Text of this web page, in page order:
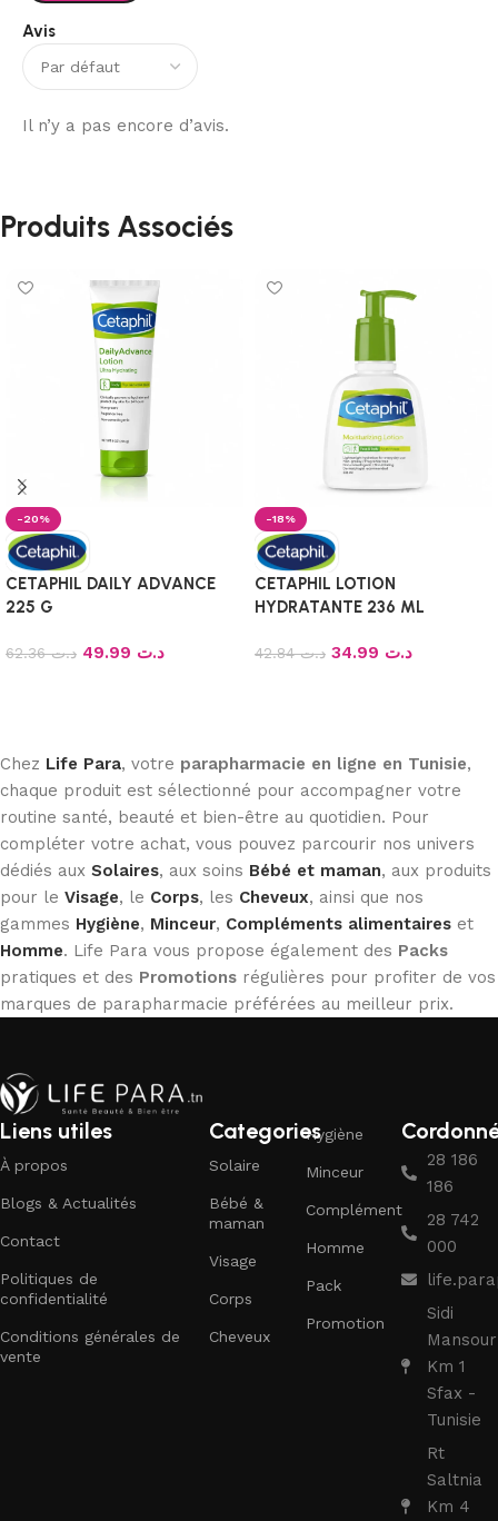
Avis
Il n’y a pas encore d’avis.
Produits Associés
-20%
CETAPHIL DAILY ADVANCE
225 G
د.ت62.36 د.ت
-18%
CETAPHIL LOTION
HYDRATANTE 236 ML
د.ت42.84 د.ت
Chez Life Para, votre parapharmacie en ligne en Tunisie,
chaque produit est sélectionné pour accompagner votre
routine santé, beauté et bien-être au quotidien. Pour
compléter votre achat, vous pouvez parcourir nos univers
dédiés aux Solaires, aux soins Bébé et maman, aux produits
pour le Visage, le Corps, les Cheveux, ainsi que nos
gammes Hygiène, Minceur, Compléments alimentaires et
Homme. Life Para vous propose également des Packs
pratiques et des Promotions régulières pour profiter de vos
marques de parapharmacie préférées au meilleur prix.
Liens utiles
À propos
Blogs & Actualités
Contact
Politiques de
confidentialité
Conditions générales de
vente
Categories
Solaire
Bébé &
maman
Visage
Corps
Cheveux
Hygiène
Minceur
Complément
Homme
Pack
Promotion
28 186
186
28 742
000
Sidi
Mansour
Km 1
Sfax -
Tunisie
Rt
Saltnia
Km 4